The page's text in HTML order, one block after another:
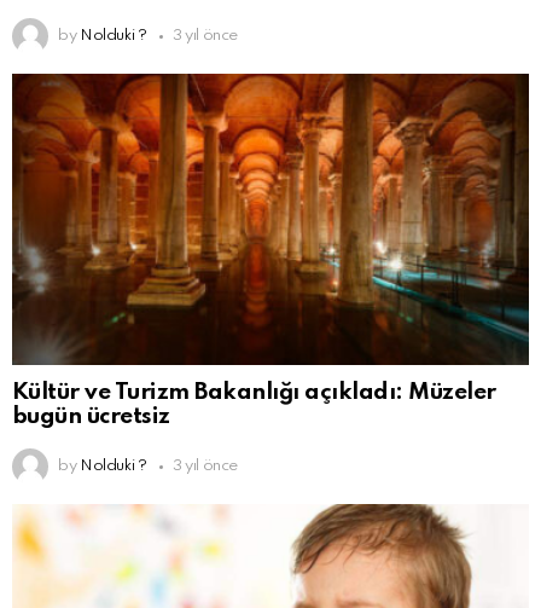
by Nolduki ? 3 yıl önce
Kültür ve Turizm Bakanlığı açıkladı: Müzeler
bugün ücretsiz
by Nolduki ? 3 yıl önce